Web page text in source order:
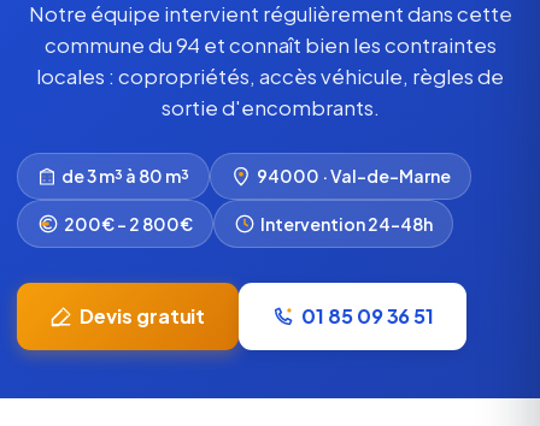
Notre équipe intervient régulièrement dans cette
commune du 94 et connaît bien les contraintes
locales : copropriétés, accès véhicule, règles de
sortie d'encombrants.
de 3 m³ à 80 m³ 94000 · Val-de-Marne
200€ – 2 800€ Intervention 24-48h
Devis gratuit 01 85 09 36 51